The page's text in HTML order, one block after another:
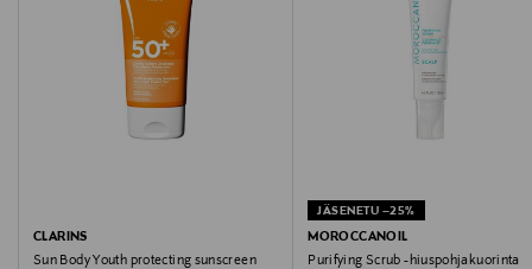
CLARINS
Sun Body Youth protecting sunscreen
JÄSENETU –25%
MOROCCANOIL
Purifying Scrub -hiuspohjakuorinta